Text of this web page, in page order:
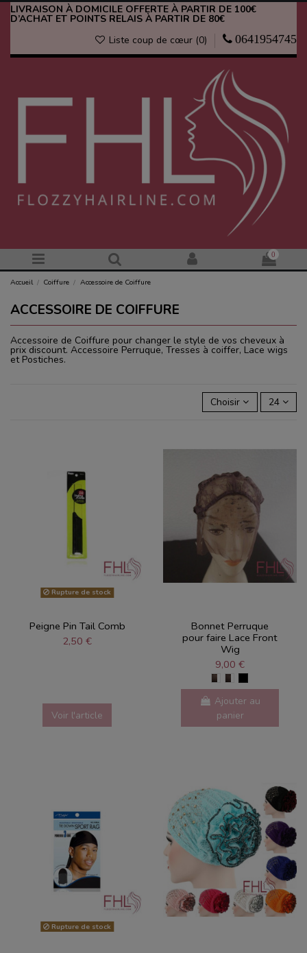
LIVRAISON À DOMICILE OFFERTE À PARTIR DE 100€
D’ACHAT ET POINTS RELAIS À PARTIR DE 80€
Liste coup de cœur (0) 0641954745
0
Accueil Coiffure Accessoire de Coiffure
ACCESSOIRE DE COIFFURE
Accessoire de Coiffure pour changer le style de vos cheveux à
prix discount. Accessoire Perruque, Tresses à coiffer, Lace wigs
et Postiches.
Choisir 24
Rupture de stock
Peigne Pin Tail Comb
2,50 €
Voir l'article
Bonnet Perruque
pour faire Lace Front
Wig
9,00 €
Ajouter au
panier
Rupture de stock